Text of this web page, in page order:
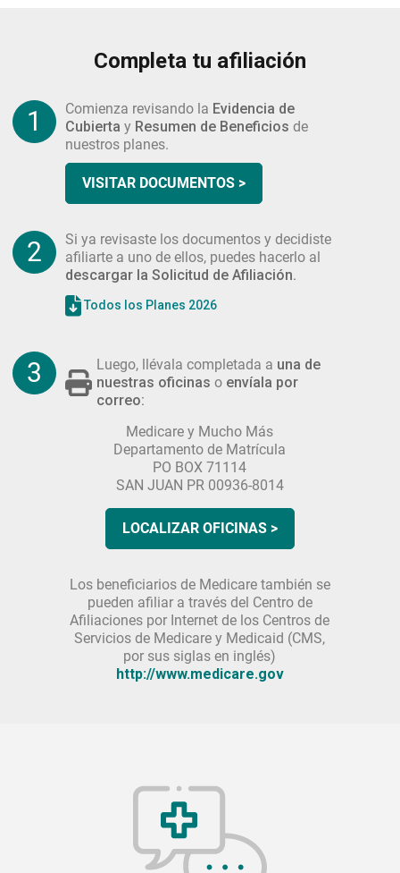
Completa tu afiliación
1 Comienza revisando la Evidencia de
Cubierta y Resumen de Beneficios de
nuestros planes.
VISITAR DOCUMENTOS >
2
Si ya revisaste los documentos y decidiste
afiliarte a uno de ellos, puedes hacerlo al
descargar la Solicitud de Afiliación.
Todos los Planes 2026
3 Luego, llévala completada a una de
nuestras oficinas o envíala por
correo:
Medicare y Mucho Más
Departamento de Matrícula
PO BOX 71114
SAN JUAN PR 00936-8014
LOCALIZAR OFICINAS >
Los beneficiarios de Medicare también se
pueden afiliar a través del Centro de
Afiliaciones por Internet de los Centros de
Servicios de Medicare y Medicaid (CMS,
por sus siglas en inglés)
http://www.medicare.gov